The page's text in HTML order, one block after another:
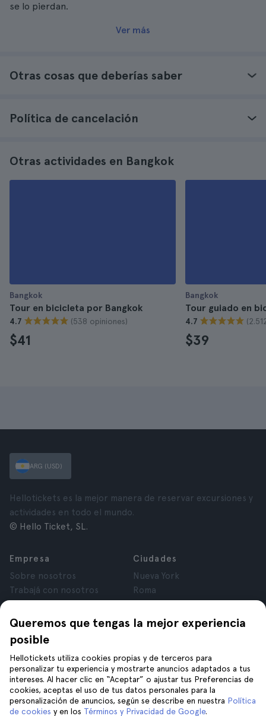
se lo pierdan.
Ver más
Otras cosas que deberías saber
Política de cancelación
Otras actividades en Bangkok
Bangkok
Tour en bicicleta por Bangkok
4.7 (538 opiniones)
$41
Bangkok
Tour guiado en
4.7
$39
Queremos que tengas la mejor experiencia
posible
Hellotickets utiliza cookies propias y de terceros para
personalizar tu experiencia y mostrarte anuncios adaptados a tus
intereses. Al hacer clic en “Aceptar” o ajustar tus Preferencias de
cookies, aceptas el uso de tus datos personales para la
personalización de anuncios, según se describe en nuestra Política
de cookies y en los Términos y Privacidad de Google.
ARG (USD)
Hellotickets es la mejor manera de reservar excursiones y
actividades en todo el mundo.
© Hello Ticket, SL.
Empresa
Sobre nosotros
Trabajá con nosotros
Opiniones
Privacidad
Términos y Condiciones
Aviso Legal
Cookies
Ciudades
Nueva York
Roma
Londres
Granada
Tenerife
Ayuda Unite a nosotros en